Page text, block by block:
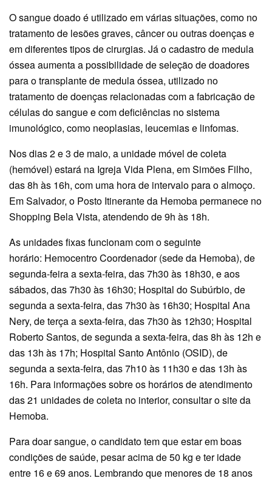
O sangue doado é utilizado em várias situações, como no
tratamento de lesões graves, câncer ou outras doenças e
em diferentes tipos de cirurgias. Já o cadastro de medula
óssea aumenta a possibilidade de seleção de doadores
para o transplante de medula óssea, utilizado no
tratamento de doenças relacionadas com a fabricação de
células do sangue e com deficiências no sistema
imunológico, como neoplasias, leucemias e linfomas.
Nos dias 2 e 3 de maio, a unidade móvel de coleta
(hemóvel) estará na Igreja Vida Plena, em Simões Filho,
das 8h às 16h, com uma hora de intervalo para o almoço.
Em Salvador, o Posto Itinerante da Hemoba permanece no
Shopping Bela Vista, atendendo de 9h às 18h.
As unidades fixas funcionam com o seguinte
horário: Hemocentro Coordenador (sede da Hemoba), de
segunda-feira a sexta-feira, das 7h30 às 18h30, e aos
sábados, das 7h30 às 16h30; Hospital do Subúrbio, de
segunda a sexta-feira, das 7h30 às 16h30; Hospital Ana
Nery, de terça a sexta-feira, das 7h30 às 12h30; Hospital
Roberto Santos, de segunda a sexta-feira, das 8h às 12h e
das 13h às 17h; Hospital Santo Antônio (OSID), de
segunda a sexta-feira, das 7h10 às 11h30 e das 13h às
16h. Para informações sobre os horários de atendimento
das 21 unidades de coleta no interior, consultar o site da
Hemoba.
Para doar sangue, o candidato tem que estar em boas
condições de saúde, pesar acima de 50 kg e ter idade
entre 16 e 69 anos. Lembrando que menores de 18 anos